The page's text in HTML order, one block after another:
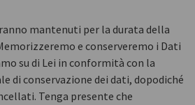
mantenuti per la durata della
e conserveremo i Dati
su di Lei in conformità con la
di conservazione dei dati, dopodiché
Tenga presente che